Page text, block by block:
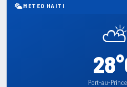
METEO HAITI
⛅
Port-au-